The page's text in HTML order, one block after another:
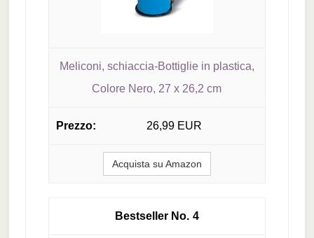
Meliconi, schiaccia-Bottiglie in plastica,
Colore Nero, 27 x 26,2 cm
26,99 EUR
Acquista su Amazon
4